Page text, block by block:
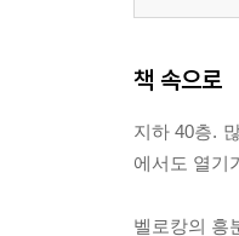
책 속으로
지하 40층.
에서도 열기
벨로캉의 흥